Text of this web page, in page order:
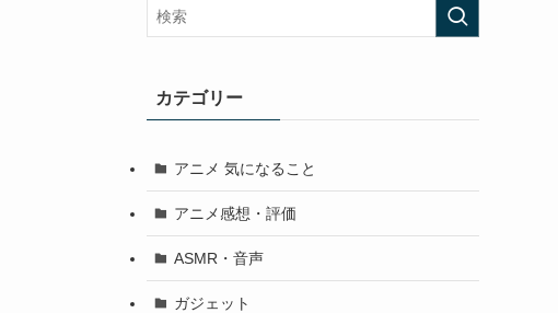
カテゴリー
アニメ 気になること
アニメ感想・評価
ASMR・音声
ガジェット